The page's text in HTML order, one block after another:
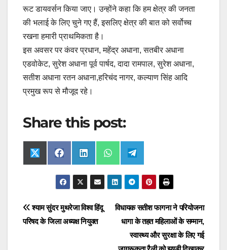
रूट डायवर्सन किया जाए। उन्होंने कहा कि हम क्षेत्र की जनता
की भलाई के लिए चुने गए हैं, इसलिए क्षेत्र की बात को सर्वोच्च
रखना हमारी प्राथमिकता है।
इस अवसर पर कंवर प्रधान, महेंद्र अधाना, सतबीर अधाना
एडवोकेट, सुरेश अधाना पूर्व पार्षद, दादा रामपाल, सुरेश अधाना,
सतीश अधाना रतन अधाना,हरिचंद नागर, कल्याण सिंह आदि
प्रमुख रूप से मौजूद रहे।
Share this post:
Share
on
X
(
t
e
r
Share
on
F
a
e
b
o
k
Share
on
L
i
n
e
I
n
Share
on
W
h
t
s
p
p
Share
on
T
e
l
g
a
m
Post
navigation
विधायक सतीश फागना ने परियोजना
धागा के तहत महिलाओं के सम्मान,
स्वास्थ्य और सुरक्षा के लिए गई
श्याम सुंदर मुथरेजा विश्व हिंदू
परिषद के जिला अध्यक्ष नियुक्त